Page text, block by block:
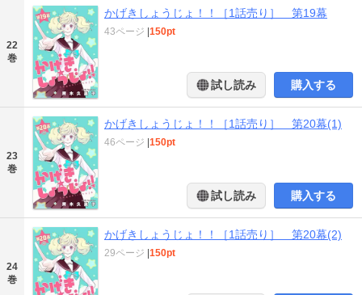
22
巻
かげきしょうじょ！！［1話売り］ 第19幕
43ページ 150pt
試し読み 購入する
23
巻
かげきしょうじょ！！［1話売り］ 第20幕(1)
46ページ 150pt
試し読み 購入する
24
巻
かげきしょうじょ！！［1話売り］ 第20幕(2)
29ページ 150pt